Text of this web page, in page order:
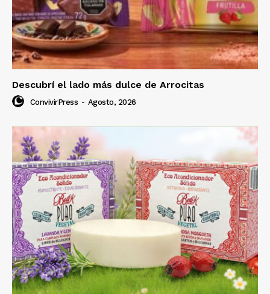
Descubrí el lado más dulce de Arrocitas
ConvivirPress - Agosto, 2026